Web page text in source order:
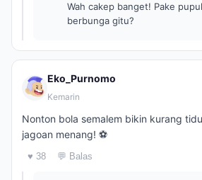
Wah cakep banget! Pake
berbunga gitu?
Eko_Purnomo
Kemarin
Nonton bola semalem bikin kurang
jagoan menang! ⚽
♥ 38 💬 Balas